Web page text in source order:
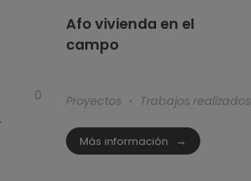
0
Afo vivienda en el
campo
Proyectos
Trabajos realizados
Más información